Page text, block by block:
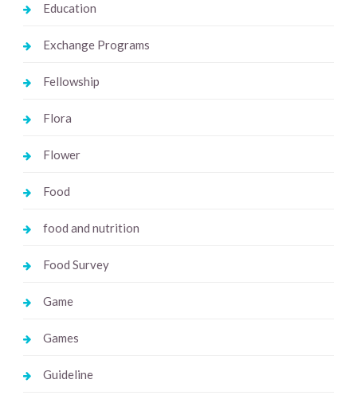
Education
Exchange Programs
Fellowship
Flora
Flower
Food
food and nutrition
Food Survey
Game
Games
Guideline